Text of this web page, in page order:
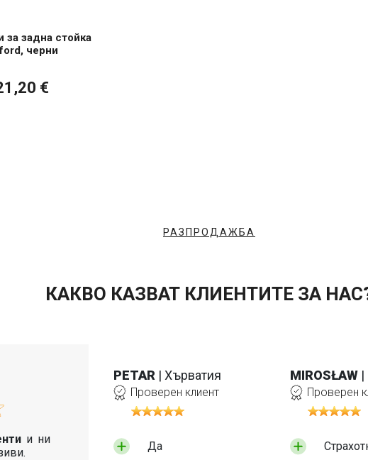
за задна стойка
черни
€
РАЗПРОДАЖБА
КАКВО КАЗВАТ КЛИЕНТИТЕ ЗА
и ни
PETAR | Хърватия
Проверен клиент
Да
MIROSŁAW
Проверен